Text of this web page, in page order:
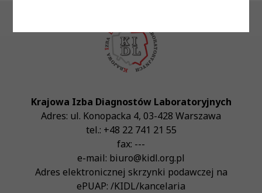
Krajowa Izba Diagnostów Laboratoryjnych
Adres: ul. Konopacka 4, 03-428 Warszawa
tel.: +48 22 741 21 55
fax: ---
e-mail: biuro@kidl.org.pl
Adres elektronicznej skrzynki podawczej na
ePUAP: /KIDL/kancelaria